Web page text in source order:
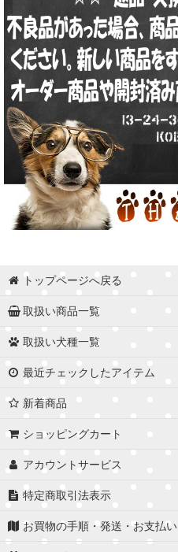
トップページへ戻る
取扱い商品一覧
取扱い犬種一覧
最近チェックしたアイテム
新着商品
ショッピングカート
アカウントサービス
特定商取引法表示
お買物の手順・発送・お支払い